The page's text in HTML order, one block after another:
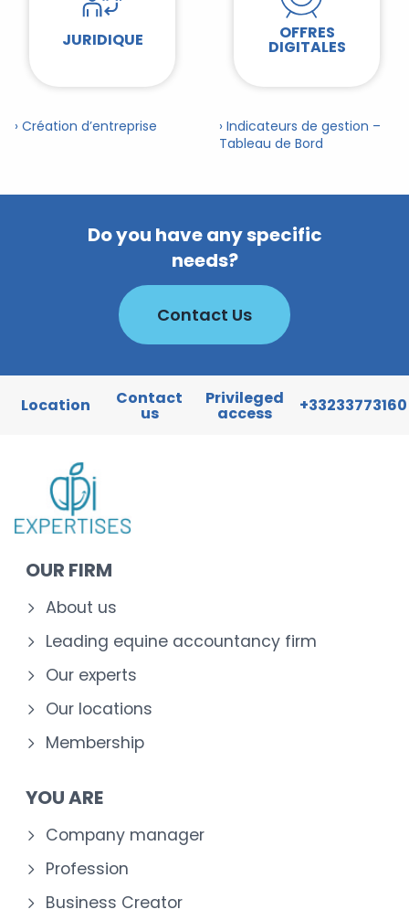
JURIDIQUE
› Création d’entreprise
OFFRES
DIGITALES
› Indicateurs de gestion –
Tableau de Bord
Do you have any specific
needs?
Contact Us
Location Contact
us
Privileged
access +33233773160
OUR FIRM
About us
Leading equine accountancy firm
Our experts
Our locations
Membership
YOU ARE
Company manager
Profession
Business Creator